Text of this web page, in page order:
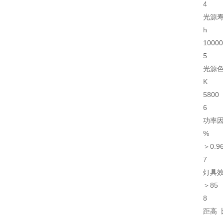
4
光源
h
5
光源
K
5800
6
功率
%
＞0.96
7
灯具
＞85
8
距高